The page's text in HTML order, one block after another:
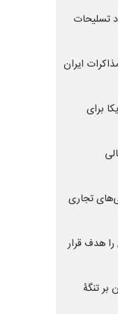
تسلیحات
ایران
برای
تجاری
هدف قرار
بر تنگۀ